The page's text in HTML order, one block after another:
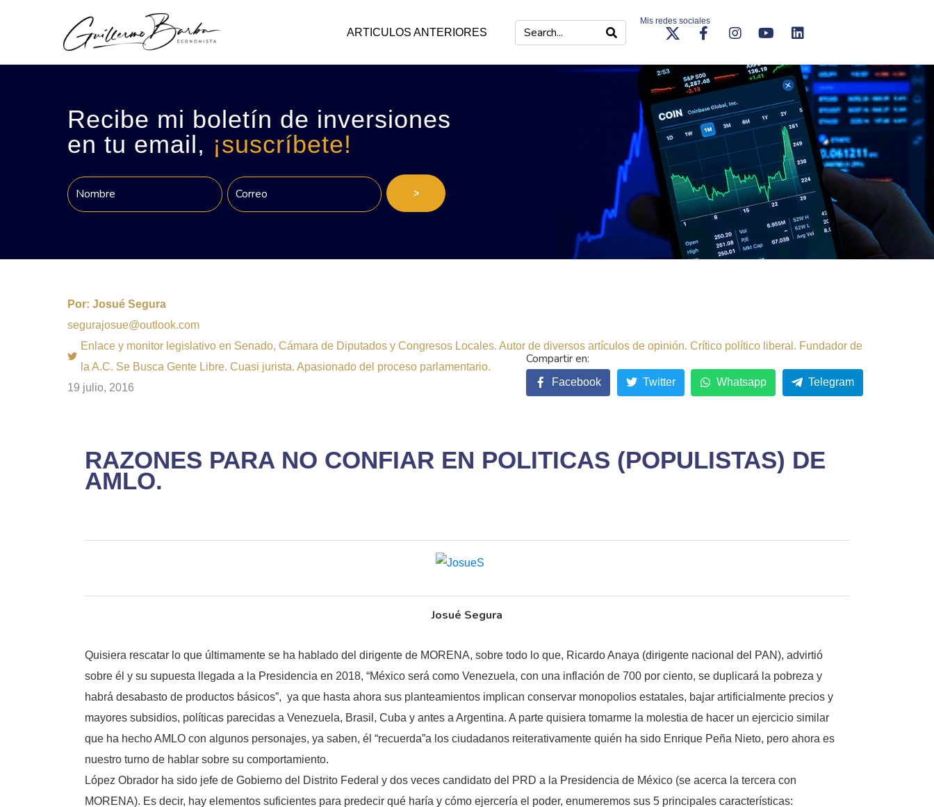
ARTICULOS ANTERIORES
Mis redes sociales
Recibe mi boletín de inversiones
en tu email, ¡suscríbete!
>
Por: Josué Segura
segurajosue@outlook.com
Enlace y monitor legislativo en Senado, Cámara de Diputados y Congresos Locales. Autor de diversos artículos de opinión. Crítico político liberal. Fundador de
la A.C. Se Busca Gente Libre. Cuasi jurista. Apasionado del proceso parlamentario.
19 julio, 2016
RAZONES PARA NO CONFIAR EN POLITICAS (POPULISTAS) DE
AMLO.
Josué Segura
Quisiera rescatar lo que últimamente se ha hablado del dirigente de MORENA, sobre todo lo que, Ricardo Anaya (dirigente nacional del PAN), advirtió
sobre él y su supuesta llegada a la Presidencia en 2018, “México será como Venezuela, con una inflación de 700 por ciento, se duplicará la pobreza y
habrá desabasto de productos básicos”, ya que hasta ahora sus planteamientos implican conservar monopolios estatales, bajar artificialmente precios y
mayores subsidios, políticas parecidas a Venezuela, Brasil, Cuba y antes a Argentina. A parte quisiera tomarme la molestia de hacer un ejercicio similar
que ha hecho AMLO con algunos personajes, ya saben, él “recuerda”a los ciudadanos reiterativamente quién ha sido Enrique Peña Nieto, pero ahora es
nuestro turno de hablar sobre su comportamiento.
López Obrador ha sido jefe de Gobierno del Distrito Federal y dos veces candidato del PRD a la Presidencia de México (se acerca la tercera con
MORENA). Es decir, hay elementos suficientes para predecir qué haría y cómo ejercería el poder, enumeremos sus 5 principales características:
Facebook Twitter Whatsapp Telegram